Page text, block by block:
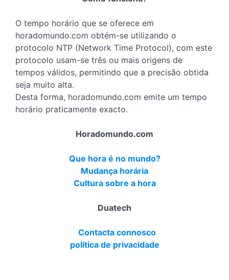
O tempo horário que se oferece em
horadomundo.com obtém-se utilizando o
protocolo NTP (Network Time Protocol), com este
protocolo usam-se três ou mais origens de
tempos válidos, permitindo que a precisão obtida
seja muito alta.
Desta forma, horadomundo.com emite um tempo
horário praticamente exacto.
Horadomundo.com
Que hora é no mundo?
Mudança horária
Cultura sobre a hora
Duatech
Contacta connosco
política de privacidade